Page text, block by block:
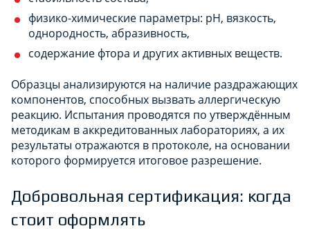
физико-химические параметры: pH, вязкость,
однородность, абразивность,
содержание фтора и других активных веществ.
Образцы анализируются на наличие раздражающих
компонентов, способных вызвать аллергическую
реакцию. Испытания проводятся по утверждённым
методикам в аккредитованных лабораториях, а их
результаты отражаются в протоколе, на основании
которого формируется итоговое разрешение.
Добровольная сертификация: когда
стоит оформлять